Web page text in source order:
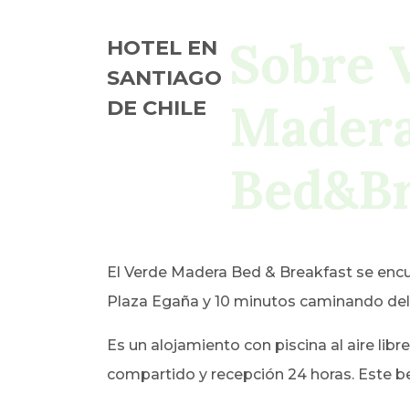
HOTEL EN
SANTIAGO
DE CHILE
Sobre
El Verde Madera Bed & Breakfast se
Plaza Egaña y 10 minutos caminando
Es un alojamiento con piscina al aire
compartido y recepción 24 horas. Este